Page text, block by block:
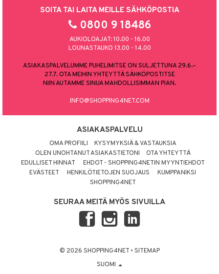
SOITA TAI LAITA MEILLE SÄHKÖPOSTIA
0800 9 18486
AUKIOLOAJAT: 10.00 - 16.00
LOUNASTAUKO 13.00 - 14.00
ASIAKASPALVELUMME PUHELIMITSE ON SULJETTUNA 29.6.–
27.7. OTA MEIHIN YHTEYTTÄ SÄHKÖPOSTITSE
NIIN AUTAMME SINUA MAHDOLLISIMMAN PIAN.
INFO@SHOPPING4NET.COM
ASIAKASPALVELU
OMA PROFIILI
KYSYMYKSIÄ & VASTAUKSIA
OLEN UNOHTANUT ASIAKASTIETONI
OTA YHTEYTTÄ
EDULLISET HINNAT
EHDOT - SHOPPING4NETIN MYYNTIEHDOT
EVÄSTEET
HENKILÖTIETOJEN SUOJAUS
KUMPPANIKSI
SHOPPING4NET
SEURAA MEITÄ MYÖS SIVUILLA
© 2026 SHOPPING4NET • SITEMAP
SUOMI